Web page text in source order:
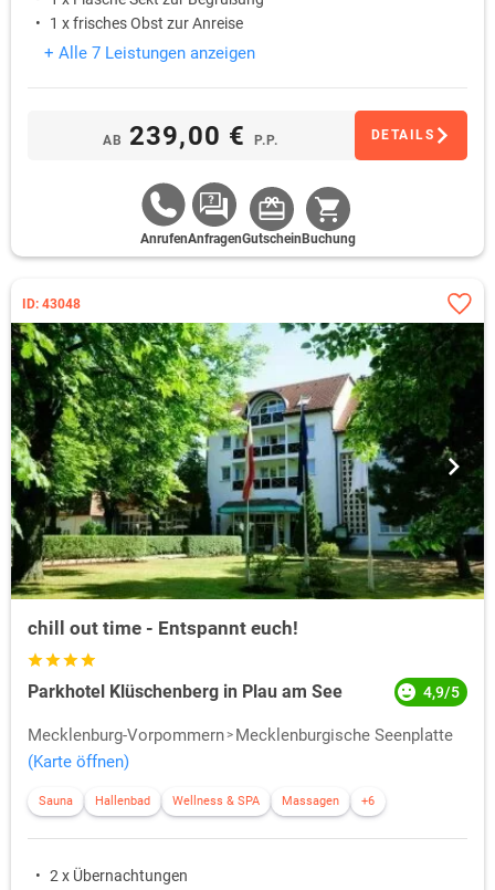
1 x frisches Obst zur Anreise
+ Alle 7 Leistungen anzeigen
AB 239,00 € P.P. DETAILS
AnrufenAnfragenGutschein Buchung
ID: 43048
chill out time - Entspannt euch!
Parkhotel Klüschenberg in Plau am See 4,9/5
Mecklenburg-Vorpommern
Mecklenburgische Seenplatte
(Karte öffnen)
Sauna Hallenbad Wellness & SPA Massagen +6
2 x Übernachtungen